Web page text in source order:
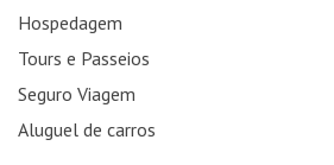
Hospedagem
Tours e Passeios
Seguro Viagem
Aluguel de carros